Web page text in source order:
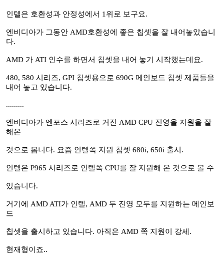
인텔은 호환성과 안정성에서 1위로 보구요.
엔비디아가 그동안 AMD호환성에 좋은 칩셋을 잘 내어놓았습니
다.
AMD 가 ATI 인수를 하면서 칩셋을 내어 놓기 시작했는데요.
480, 580 시리즈, GPI 칩셋용으로 690G 메인보드 칩셋 제품들을
내어 놓고 있습니다.
.........
엔비디아가 엔포스 시리즈로 거진 AMD CPU 진영을 지원을 잘
해온
것으로 봅니다. 요즘 인텔쪽 지원 칩셋 680i, 650i 출시.
인텔은 P965 시리즈로 인텔쪽 CPU를 잘 지원해 온 것으로 볼 수
있습니다.
거기에 AMD ATI가 인텔, AMD 두 진영 모두를 지원하는 메인보
드
칩셋을 출시하고 있습니다. 아직은 AMD 쪽 지원이 강세.
현재형이죠..